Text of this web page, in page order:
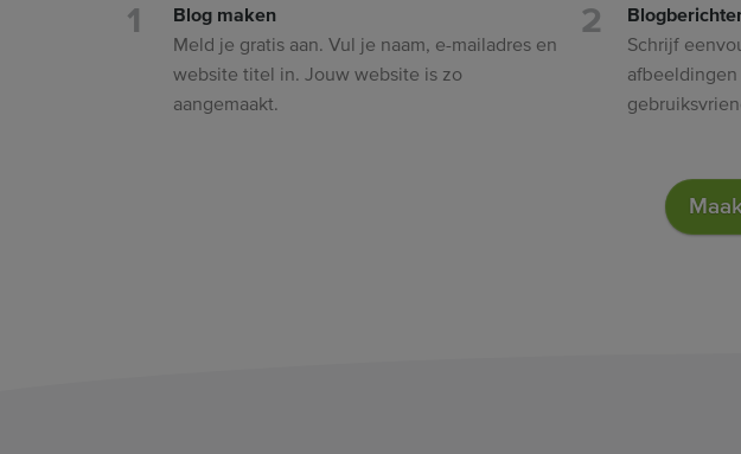
Blog maken
Meld je gratis aan. Vul je naam, e-mailadres en
website titel in. Jouw website is zo
aangemaakt.
Schrijf